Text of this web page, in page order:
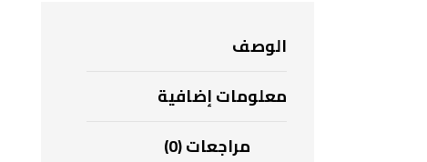
الوصف
معلومات إضافية
مراجعات (0)